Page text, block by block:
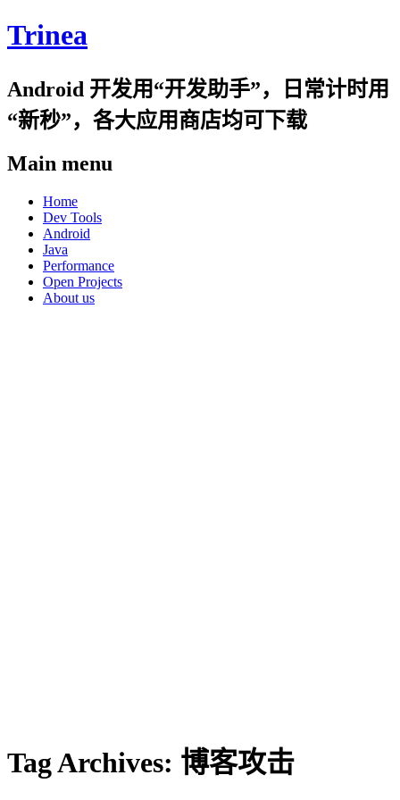
Trinea
Android 开发用“开发助手”，日常计时用
“新秒”，各大应用商店均可下载
Main menu
Skip
content
Home
Dev Tools
Android
Java
Performance
Open Projects
About us
Tag Archives: 博客攻击